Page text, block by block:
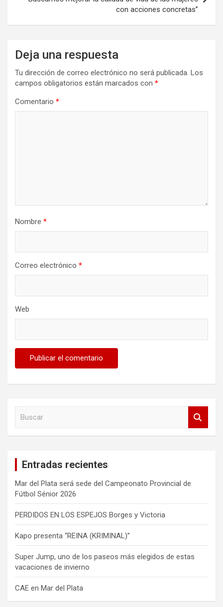
con acciones concretas”
Deja una respuesta
Tu dirección de correo electrónico no será publicada. Los
campos obligatorios están marcados con *
Comentario *
Nombre *
Correo electrónico *
Web
Entradas recientes
Mar del Plata será sede del Campeonato Provincial de
Fútbol Sénior 2026
PERDIDOS EN LOS ESPEJOS Borges y Victoria
Kapo presenta “REINA (KRIMINAL)”
Super Jump, uno de los paseos más elegidos de estas
vacaciones de invierno
CAE en Mar del Plata